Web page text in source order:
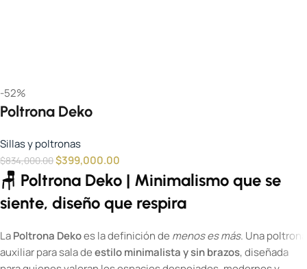
-52%
Poltrona Deko
Sillas y poltronas
$834,000.00$399,000.00
🪑 Poltrona Deko | Minimalismo que se
siente, diseño que respira
LaPoltrona Dekoes la definición de menos es más. Una poltrona
auxiliar para sala deestilo minimalista y sin brazos, diseñada